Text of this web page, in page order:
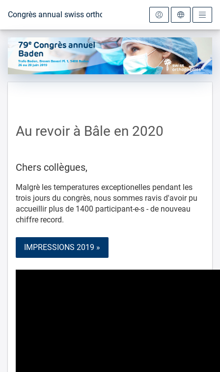
Vers la page d'accueil
Congrès annual swiss orthopaedics 2019
Au revoir à Bâle en 2020
Chers collègues,
Malgrè les temperatures exceptionelles pendant les
trois jours du congrès, nous sommes ravis d'avoir pu
accueillir plus de 1400 participant-e-s - de nouveau
chiffre record.
IMPRESSIONS 2019 »